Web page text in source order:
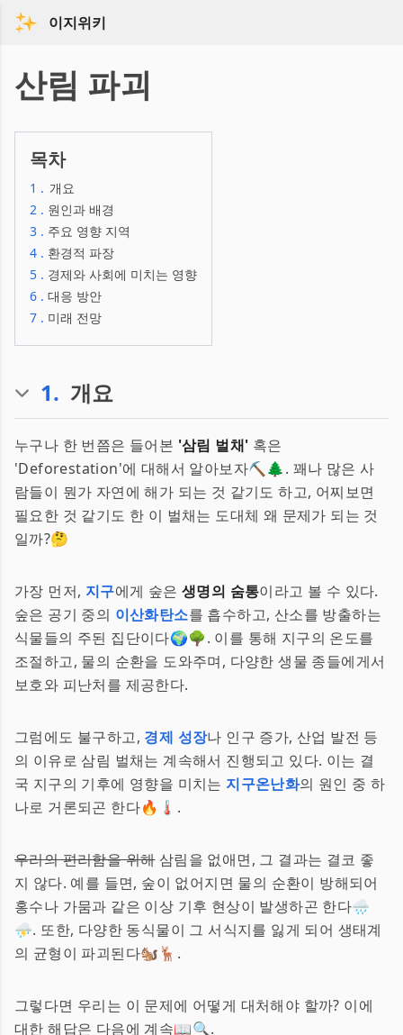
이지위키
산림 파괴
목차
1 . 개요
2 . 원인과 배경
3 . 주요 영향 지역
4 . 환경적 파장
5 . 경제와 사회에 미치는 영향
6 . 대응 방안
7 . 미래 전망
1. 개요
누구나 한 번쯤은 들어본 '삼림 벌채' 혹은
'Deforestation'에 대해서 알아보자⛏️🌲. 꽤나 많은 사
람들이 뭔가 자연에 해가 되는 것 같기도 하고, 어찌보면
필요한 것 같기도 한 이 벌채는 도대체 왜 문제가 되는 것
일까?🤔
가장 먼저, 지구에게 숲은생명의 숨통이라고 볼 수 있다.
숲은 공기 중의 이산화탄소를 흡수하고, 산소를 방출하는
식물들의 주된 집단이다🌍🌳. 이를 통해 지구의 온도를
조절하고, 물의 순환을 도와주며, 다양한 생물 종들에게서
보호와 피난처를 제공한다.
그럼에도 불구하고, 경제 성장나 인구 증가, 산업 발전 등
의 이유로 삼림 벌채는 계속해서 진행되고 있다. 이는 결
국 지구의 기후에 영향을 미치는 지구온난화의 원인 중 하
나로 거론되곤 한다🔥🌡️.
우리의 편리함을 위해삼림을 없애면, 그 결과는 결코 좋
지 않다. 예를 들면, 숲이 없어지면 물의 순환이 방해되어
홍수나 가뭄과 같은 이상 기후 현상이 발생하곤 한다🌧️
⛈️. 또한, 다양한 동식물이 그 서식지를 잃게 되어 생태계
의 균형이 파괴된다🐿️🦌.
그렇다면 우리는 이 문제에 어떻게 대처해야 할까? 이에
대한 해답은 다음에 계속📖🔍.